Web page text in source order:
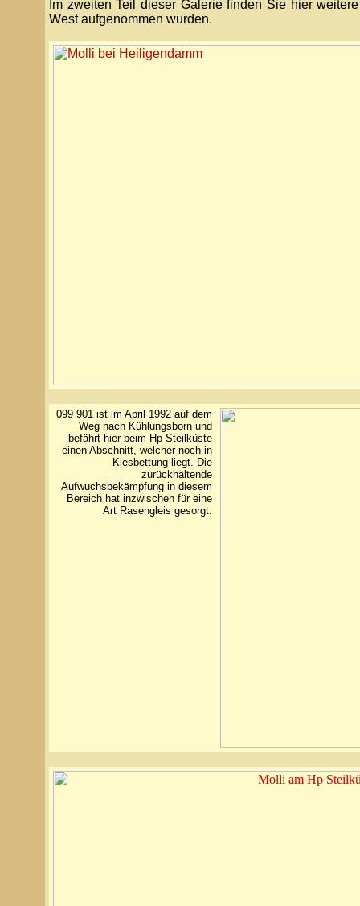
Im zweiten Teil dieser Galerie finden Sie hier
West aufgenommen wurden.
099 901 ist im April 1992 auf dem
Weg nach Kühlungsborn und
befährt hier beim Hp Steilküste
einen Abschnitt, welcher noch in
Kiesbettung liegt. Die
zurückhaltende
Aufwuchsbekämpfung in diesem
Bereich hat inzwischen für eine
Art Rasengleis gesorgt.